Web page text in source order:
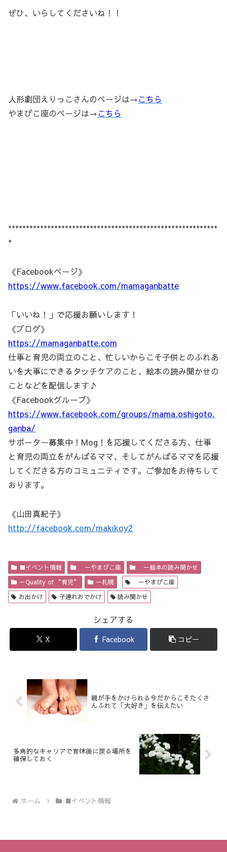
ぜひ、いらしてくださいね！！
人形劇団えりっこさんのページは→こちら
やまびこ座のページは→こちら
***********************************************************
*
《Facebookページ》
https://www.facebook.com/mamaganbatte
「いいね！」で応援お願いします！
《ブログ》
https://mamaganbatte.com
仕事と育児の両立のこと、忙しいからこそ子供とのふれあ
いを大事にできるタッチケアのこと、絵本の読み聞かせの
ことなどを配信します♪
《Facebookグループ》
https://www.facebook.com/groups/mama.oshigoto.
ganba/
サポーター募集中！Mog！を応援してくださる方、仕事
と育児の両立をがんばるママ、そしてがんばるママを応援
してくださる方のコミュニティです。ご参加をお待ちして
おります。
《山田真紀子》
http://facebook.com/makikoy2
■イベント情報 －やまびこ座
－絵本の読み聞かせ
－Quality of “育児”
－札幌
－やまびこ座
お出かけ
子連れおでかけ 読み聞かせ
シェアする
X Facebook コピー
親が手をかけられる今だからこそたくさ
んふれて「大好き」を伝えたい
多角的なキャリアで育休後に戻る場所を
確保しておく
ホーム ■イベント情報